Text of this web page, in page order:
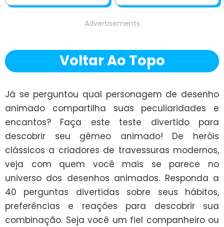
Advertisements
Voltar Ao Topo
Já se perguntou qual personagem de desenho
animado compartilha suas peculiaridades e
encantos? Faça este teste divertido para
descobrir seu gêmeo animado! De heróis
clássicos a criadores de travessuras modernos,
veja com quem você mais se parece no
universo dos desenhos animados. Responda a
40 perguntas divertidas sobre seus hábitos,
preferências e reações para descobrir sua
combinação. Seja você um fiel companheiro ou